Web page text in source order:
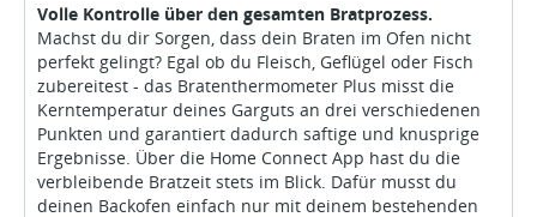
Volle Kontrolle über den gesamten Bratprozess.
Machst du dir Sorgen, dass dein Braten im Ofen nicht
perfekt gelingt? Egal ob du Fleisch, Geflügel oder Fisch
zubereitest - das Bratenthermometer Plus misst die
Kerntemperatur deines Garguts an drei verschiedenen
Punkten und garantiert dadurch saftige und knusprige
Ergebnisse. Über die Home Connect App hast du die
verbleibende Bratzeit stets im Blick. Dafür musst du
deinen Backofen einfach nur mit deinem bestehenden